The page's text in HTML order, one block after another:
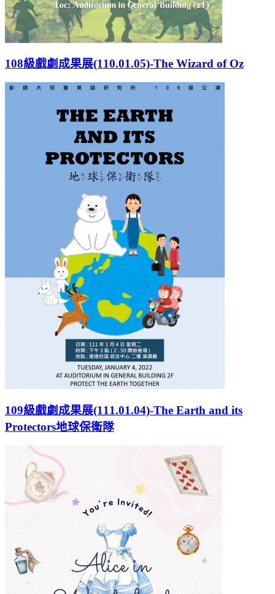
108級戲劇成果展(110.01.05)-The Wizard of Oz
109級戲劇成果展(111.01.04)-The Earth and its
Protectors地球保衛隊